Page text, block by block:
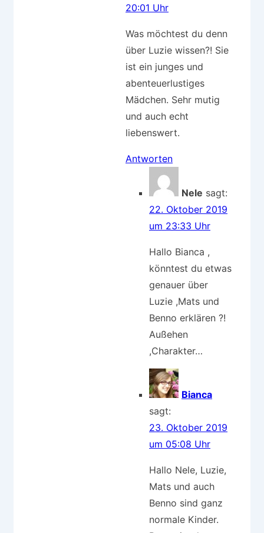
20:01 Uhr
Was möchtest du denn
über Luzie wissen?! Sie
ist ein junges und
abenteuerlustiges
Mädchen. Sehr mutig
und auch echt
liebenswert.
Antworten
Nele sagt:
22. Oktober 2019
um 23:33 Uhr
Hallo Bianca ,
könntest du etwas
genauer über
Luzie ,Mats und
Benno erklären ?!
Außehen
,Charakter…
Bianca
sagt:
23. Oktober 2019
um 05:08 Uhr
Hallo Nele, Luzie,
Mats und auch
Benno sind ganz
normale Kinder.